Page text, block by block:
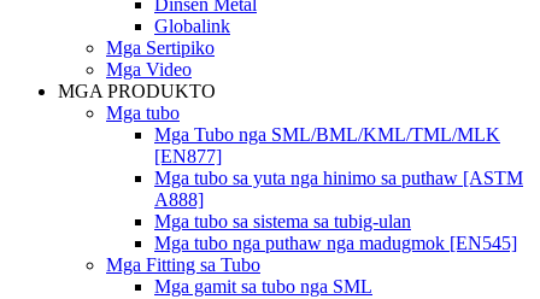
Dinsen Metal
Globalink
Mga Sertipiko
Mga Video
MGA PRODUKTO
Mga tubo
Mga Tubo nga SML/BML/KML/TML/MLK
[EN877]
Mga tubo sa yuta nga hinimo sa puthaw [ASTM
A888]
Mga tubo sa sistema sa tubig-ulan
Mga tubo nga puthaw nga madugmok [EN545]
Mga Fitting sa Tubo
Mga gamit sa tubo nga SML